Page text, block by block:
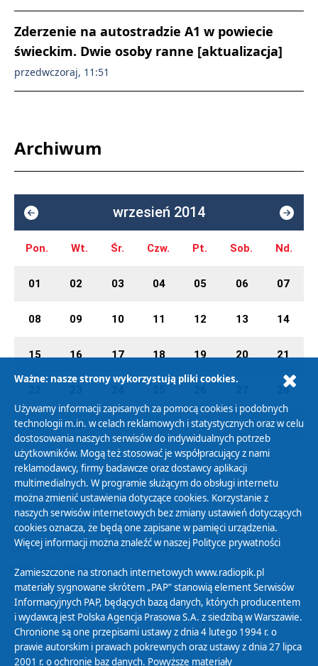
Zderzenie na autostradzie A1 w powiecie
świeckim. Dwie osoby ranne [aktualizacja]
przedwczoraj, 11:51
Archiwum
wrzesień 2014
Pon. Wt. Śr. Czw. Pt. Sob. Nd.
01 02 03 04 05 06 07
08 09 10 11 12 13 14
15 16 17 18 19 20 21
28
29 30 01 02 03 04 05
Polityka Prywatności
Zasady korzystania z Serwisu
Organizacje Pożytku Publicznego
Cyfryzacja DAB+
Polityka ochrony danych osobowych
Abonament
Zamówienia publiczne
Ważne: nasze strony wykorzystują pliki cookies.
Używamy informacji zapisanych za pomocą cookies i podobnych
technologii m.in. w celach reklamowych i statystycznych oraz w celu
dostosowania naszych serwisów do indywidualnych potrzeb
użytkowników. Mogą też stosować je współpracujący z nami
reklamodawcy, firmy badawcze oraz dostawcy aplikacji
multimedialnych. W programie służącym do obsługi internetu
można zmienić ustawienia dotyczące cookies. Korzystanie z
naszych serwisów internetowych bez zmiany ustawień dotyczących
cookies oznacza, że będą one zapisane w pamięci urządzenia.
Więcej informacji można znaleźć w naszej Polityce prywatności
Zamieszczone na stronach internetowych www.radiopik.pl
materiały sygnowane skrótem „PAP” stanowią element Serwisów
Informacyjnych PAP, będących bazą danych, których producentem
i wydawcą jest Polska Agencja Prasowa S.A. z siedzibą w Warszawie.
Chronione są one przepisami ustawy z dnia 4 lutego 1994 r. o
prawie autorskim i prawach pokrewnych oraz ustawy z dnia 27 lipca
2001 r. o ochronie baz danych. Powyższe materiały